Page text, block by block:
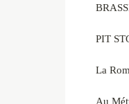
PIT
La
Au